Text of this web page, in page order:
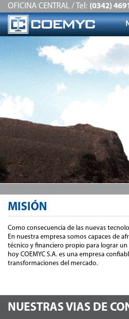
OFICINA CENTRAL / Tel: (0342)
MISIÓN
Como consecuencia de las nuevas
En nuestra empresa somos capaces de
técnico y financiero propio para lograr
hoy COEMYC S.A. es una empresa
transformaciones del mercado.
NUESTRAS VIAS DE